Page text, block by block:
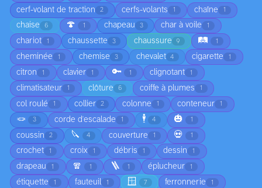
cerf-volant de traction 2 cerfs-volants 1 chaîne 1
chaise 6 🍄 1 chapeau 3 char à voile 1
chariot 1 chaussette 3 chaussure 9 🛤️ 1
cheminée 1 chemise 3 chevalet 4 cigarette 1
citron 1 clavier 1 🔑 1 clignotant 1
climatisateur 1 clôture 6 coiffe à plumes 1
col roulé 1 collier 2 colonne 1 conteneur 1
🪢 3 corde d'escalade 1 🕴️ 4 🎃 1
coussin 2 🔪 4 couverture 1 💀 1
crochet 1 croix 1 débris 1 dessin 1
drapeau 1 🧣 1 🪜 1 éplucheur 1
étiquette 1 fauteuil 1 🪟 7 ferronnerie 1